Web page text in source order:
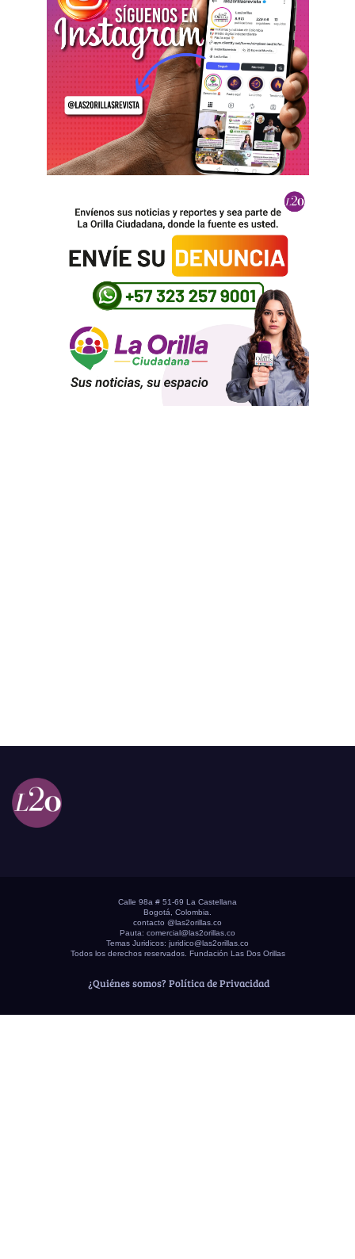
Calle 98a # 51-69 La Castellana
Bogotá, Colombia.
contacto @las2orillas.co
Pauta: comercial@las2orillas.co
Temas Juridicos: juridico@las2orillas.co
Todos los derechos reservados. Fundación Las Dos Orillas
¿Quiénes somos? Política de Privacidad